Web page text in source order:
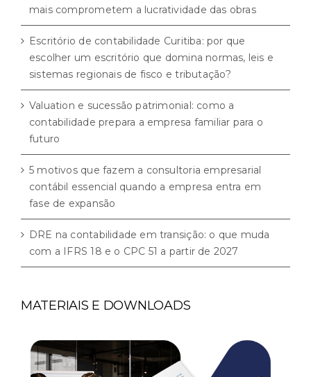
mais comprometem a lucratividade das obras
Escritório de contabilidade Curitiba: por que
escolher um escritório que domina normas, leis e
sistemas regionais de fisco e tributação?
Valuation e sucessão patrimonial: como a
contabilidade prepara a empresa familiar para o
futuro
5 motivos que fazem a consultoria empresarial
contábil essencial quando a empresa entra em
fase de expansão
DRE na contabilidade em transição: o que muda
com a IFRS 18 e o CPC 51 a partir de 2027
MATERIAIS E DOWNLOADS